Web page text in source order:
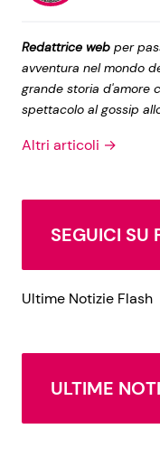
Redattrice web per
avventura nel mondo
grande storia d'amore
spettacolo al gossip
Altri articoli →
SEGUICI SU
Ultime Notizie Flash
ULTIME